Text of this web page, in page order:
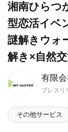
有限
プレスリ
湘南ひらつ
型恋活イベ
謎解きウォ
解き×自然
その他サービス